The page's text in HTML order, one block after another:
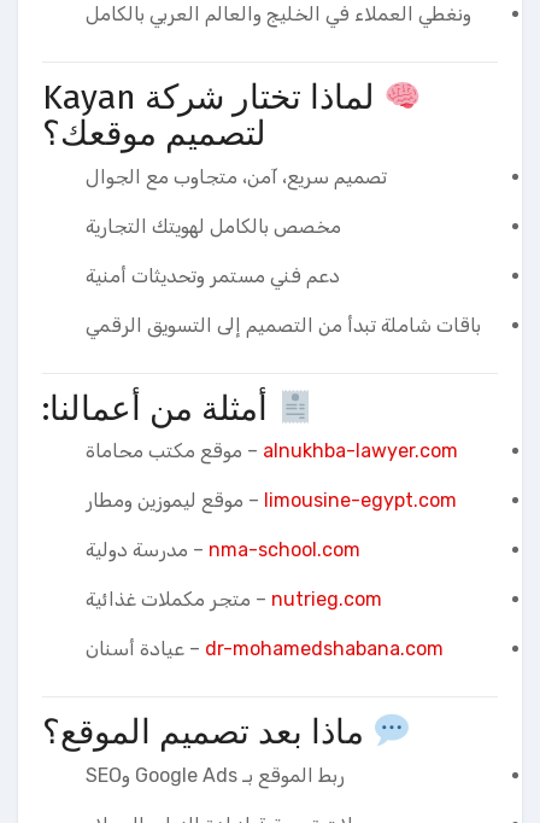
ونغطي العملاء في الخليج والعالم العربي بالكامل
لماذا تختار شركة Kayan
لتصميم موقعك؟
تصميم سريع، آمن، متجاوب مع الجوال
مخصص بالكامل لهويتك التجارية
دعم فني مستمر وتحديثات أمنية
باقات شاملة تبدأ من التصميم إلى التسويق الرقمي
أمثلة من أعمالنا:
alnukhba-lawyer.com – موقع مكتب محاماة
limousine-egypt.com – موقع ليموزين ومطار
nma-school.com – مدرسة دولية
nutrieg.com – متجر مكملات غذائية
dr-mohamedshabana.com – عيادة أسنان
ماذا بعد تصميم الموقع؟
ربط الموقع بـ Google Ads وSEO